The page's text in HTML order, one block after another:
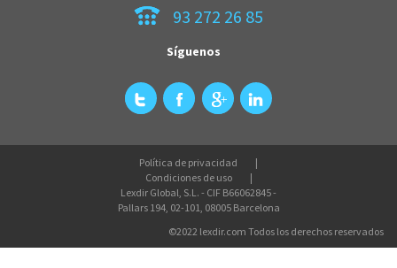
93 272 26 85
Síguenos
Política de privacidad
Condiciones de uso
Lexdir Global, S.L. - CIF B66062845 -
Pallars 194, 02-101, 08005 Barcelona
©2022 lexdir.com Todos los derechos reservados